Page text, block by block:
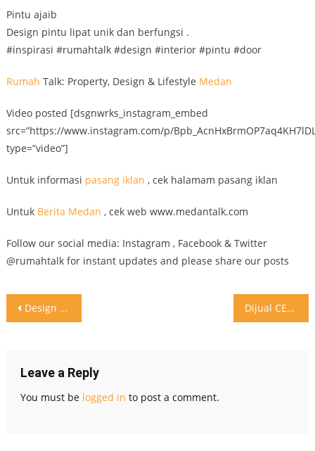
Pintu ajaib
Design pintu lipat unik dan berfungsi .
#inspirasi #rumahtalk #design #interior #pintu #door
Rumah Talk: Property, Design & Lifestyle Medan
Video posted [dsgnwrks_instagram_embed
src=”https://www.instagram.com/p/
type=”video”]
Untuk informasi pasang iklan , cek halamam pasang iklan
Untuk Berita Medan , cek web www.medantalk.com
Follow our social media: Instagram , Facebook & Twitter
@rumahtalk for instant updates and please share our posts
Post
Design kitchen sink multi guna semoga jadi inspirasi yang berguna Dijual CEPAT Rumah SIAP HUNI Di Komplek Deli Garden 2
Leave a Reply
You must be logged in to post a comment.